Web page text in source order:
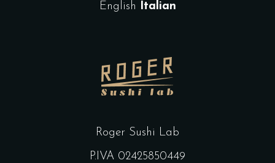
English Italian
Roger Sushi Lab
P.IVA 02425850449